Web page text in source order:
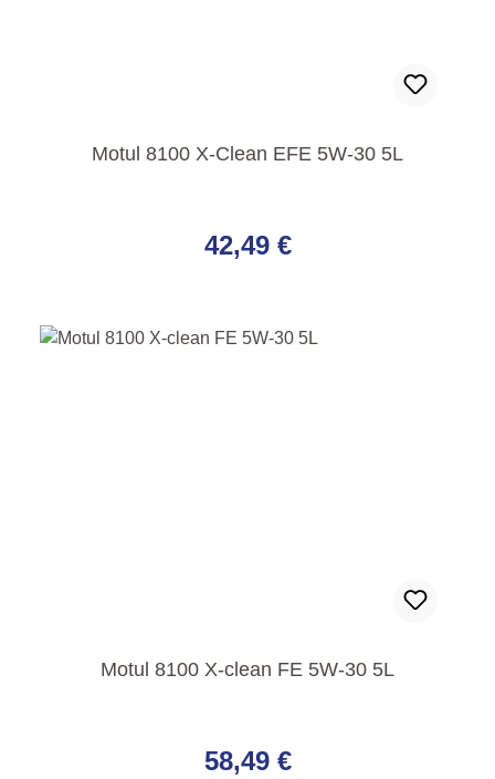
Motul 8100 X-Clean EFE 5W-30 5L
42,49 €
Motul 8100 X-clean FE 5W-30 5L
58,49 €